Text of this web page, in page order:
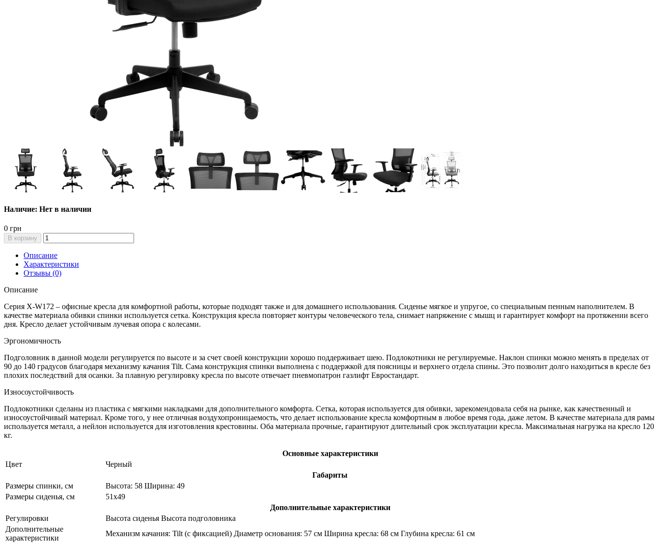
Наличие: Нет в наличии
0 грн
В корзину
Описание
Характеристики
Отзывы (0)
Описание
Серия X-W172 – офисные кресла для комфортной работы, которые подходят также и для домашнего использования. Сиденье мягкое и упругое, со специальным пенным наполнителем. В
качестве материала обивки спинки используется сетка. Конструкция кресла повторяет контуры человеческого тела, снимает напряжение с мышц и гарантирует комфорт на протяжении всего
дня. Кресло делает устойчивым лучевая опора с колесами.
Эргономичность
Подголовник в данной модели регулируется по высоте и за счет своей конструкции хорошо поддерживает шею. Подлокотники не регулируемые. Наклон спинки можно менять в пределах от
90 до 140 градусов благодаря механизму качания Tilt. Сама конструкция спинки выполнена с поддержкой для поясницы и верхнего отдела спины. Это позволит долго находиться в кресле без
плохих последствий для осанки. За плавную регулировку кресла по высоте отвечает пневмопатрон газлифт Евростандарт.
Износоустойчивость
Подлокотники сделаны из пластика с мягкими накладками для дополнительного комфорта. Сетка, которая используется для обивки, зарекомендовала себя на рынке, как качественный и
износоустойчивый материал. Кроме того, у нее отличная воздухопроницаемость, что делает использование кресла комфортным в любое время года, даже летом. В качестве материала для рамы
используется металл, а нейлон используется для изготовления крестовины. Оба материала прочные, гарантируют длительный срок эксплуатации кресла. Максимальная нагрузка на кресло 120
кг.
Основные характеристики
Цвет
Черный
Габариты
Размеры спинки, см
Высота: 58 Ширина: 49
Размеры сиденья, см
51х49
Дополнительные характеристики
Регулировки
Высота сиденья Высота подголовника
Дополнительные
характеристики
Механизм качания: Tilt (с фиксацией) Диаметр основания: 57 см Ширина кресла: 68 см Глубина кресла: 61 см